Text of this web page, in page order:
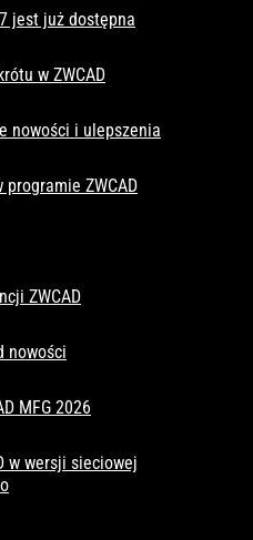
jest już dostępna
w ZWCAD
nowości i ulepszenia
ZWCAD
ZWCAD
nowości
MFG 2026
w wersji sieciowej